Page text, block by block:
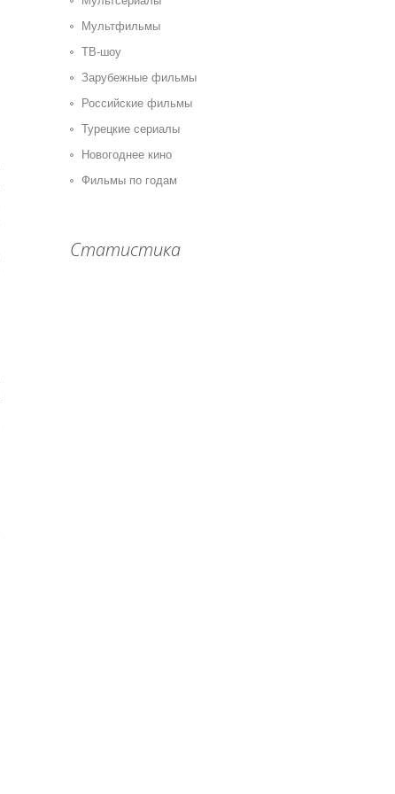
Мультфильмы
ТВ-шоу
Зарубежные фильмы
Российские фильмы
Турецкие сериалы
Новогоднее кино
Фильмы по годам
Статистика